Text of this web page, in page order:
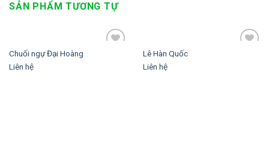
SẢN PHẨM TƯƠNG TỰ
Chuối ngự Đại Hoàng
Liên hệ
Lê Hàn Quốc
Liên hệ